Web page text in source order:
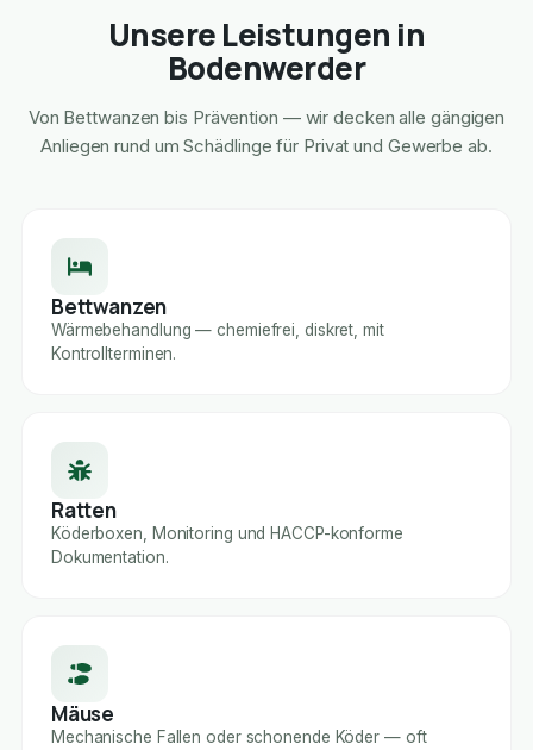
Unsere Leistungen in
Bodenwerder
Von Bettwanzen bis Prävention — wir decken alle gängigen
Anliegen rund um Schädlinge für Privat und Gewerbe ab.
Bettwanzen
Wärmebehandlung — chemiefrei, diskret, mit
Kontrollterminen.
Ratten
Köderboxen, Monitoring und HACCP-konforme
Dokumentation.
Mäuse
Mechanische Fallen oder schonende Köder — oft